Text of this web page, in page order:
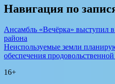
Навигация по
Ансамбль «Вечёрка» выступил
района
Неиспользуемые земли
обеспечения
16+